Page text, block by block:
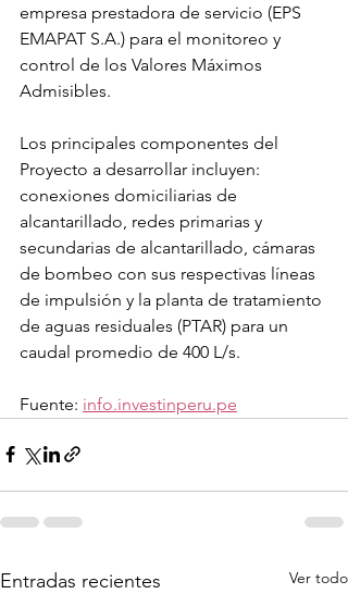
empresa prestadora de servicio (EPS
EMAPAT S.A.) para el monitoreo y
control de los Valores Máximos
Admisibles.
Los principales componentes del
Proyecto a desarrollar incluyen:
conexiones domiciliarias de
alcantarillado, redes primarias y
secundarias de alcantarillado, cámaras
de bombeo con sus respectivas líneas
de impulsión y la planta de tratamiento
de aguas residuales (PTAR) para un
caudal promedio de 400 L/s.
Fuente: info.investinperu.pe
Entradas recientes Ver todo